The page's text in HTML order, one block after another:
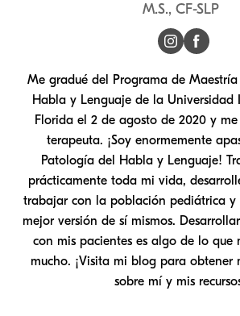
M.S., CF-SLP
Me gradué del Programa de
Habla y Lenguaje de la Universidad
Florida el 2 de agosto de 2020 y
terapeuta. ¡Soy enormemente
Patología del Habla y Lenguaje!
prácticamente toda mi vida,
trabajar con la población pediátrica y
mejor versión de sí mismos.
con mis pacientes es algo de lo que
mucho. ¡Visita mi blog para obtener
sobre mí y mis